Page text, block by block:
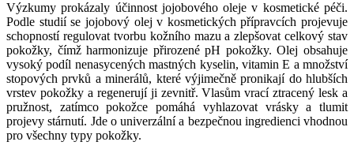
Výzkumy prokázaly účinnost jojobového oleje v kosmetické péči.
Podle studií se jojobový olej v kosmetických přípravcích projevuje
schopností regulovat tvorbu kožního mazu a zlepšovat celkový stav
pokožky, čímž harmonizuje přirozené pH pokožky. Olej obsahuje
vysoký podíl nenasycených mastných kyselin, vitamin E a množství
stopových prvků a minerálů, které výjimečně pronikají do hlubších
vrstev pokožky a regenerují ji zevnitř. Vlasům vrací ztracený lesk a
pružnost, zatímco pokožce pomáhá vyhlazovat vrásky a tlumit
projevy stárnutí. Jde o univerzální a bezpečnou ingredienci vhodnou
pro všechny typy pokožky.